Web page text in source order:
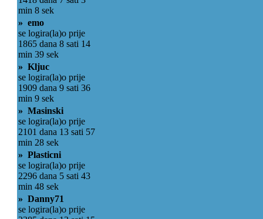
min 8 sek
» emo
se logira(la)o prije
1865 dana 8 sati 14
min 39 sek
» Kljuc
se logira(la)o prije
1909 dana 9 sati 36
min 9 sek
» Masinski
se logira(la)o prije
2101 dana 13 sati 57
min 28 sek
» Plasticni
se logira(la)o prije
2296 dana 5 sati 43
min 48 sek
» Danny71
se logira(la)o prije